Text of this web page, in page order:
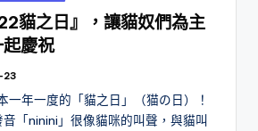
貓之日』，讓貓奴們為主
慶祝
23
一年一度的「貓之日」（猫の日）！
「ninini」很像貓咪的叫聲，與貓叫